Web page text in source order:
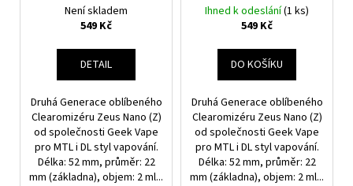
Clearomizér
Není skladem
549 Kč
DETAIL
Druhá Generace oblíbeného
Clearomizéru Zeus Nano (Z)
od společnosti Geek Vape
pro MTL i DL styl vapování.
Délka: 52 mm, průměr: 22
mm (základna), objem: 2 ml...
Clearomizér
Ihned k odeslání(1 ks)
549 Kč
DO KOŠÍKU
Druhá Generace oblíbeného
Clearomizéru Zeus Nano (Z)
od společnosti Geek Vape
pro MTL i DL styl vapování.
Délka: 52 mm, průměr: 22
mm (základna), objem: 2 ml...